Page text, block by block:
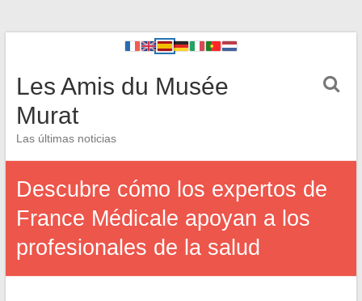
Les Amis du Musée
Murat
Las últimas noticias
Descubre cómo los expertos de
France Médicale apoyan a los
profesionales de la salud